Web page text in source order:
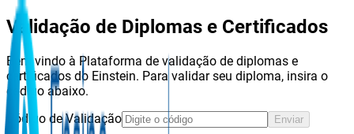
Validação de Diplomas e Certificados
Bem vindo à Plataforma de validação de diplomas e
certificados do Einstein. Para validar seu diploma, insira o
código abaixo.
Código de Validação
Enviar